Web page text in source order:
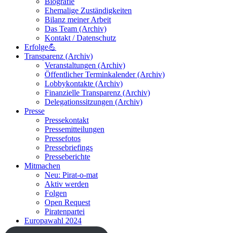
Ehemalige Zuständigkeiten
Bilanz meiner Arbeit
Das Team (Archiv)
Kontakt / Datenschutz
Erfolge💪
Transparenz (Archiv)
Veranstaltungen (Archiv)
Öffentlicher Terminkalender (Archiv)
Lobbykontakte (Archiv)
Finanzielle Transparenz (Archiv)
Delegationssitzungen (Archiv)
Presse
Pressekontakt
Pressemitteilungen
Pressefotos
Pressebriefings
Presseberichte
Mitmachen
Neu: Pirat-o-mat
Aktiv werden
Folgen
Open Request
Piratenpartei
Europawahl 2024